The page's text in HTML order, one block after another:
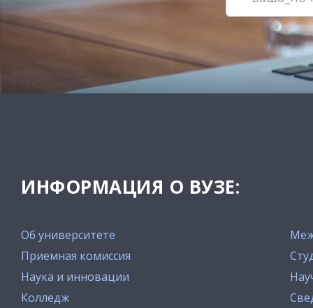
ИНФОРМАЦИЯ О ВУЗЕ:
Об университете
Приемная комиссия
Наука и инновации
Колледж